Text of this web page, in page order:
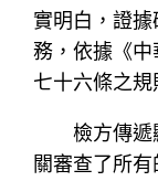
實明白，證
務，依據《
七十六條之規
檢方傳
關審查了所